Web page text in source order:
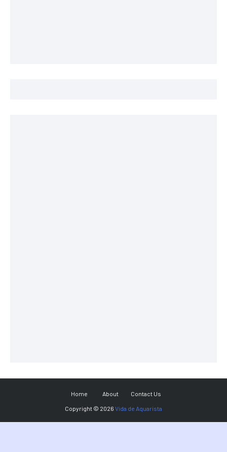
Home About Contact Us
Copyright © 2026 Vida de Aquarista